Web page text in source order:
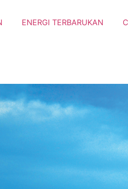
ENERGI TERBARUKAN